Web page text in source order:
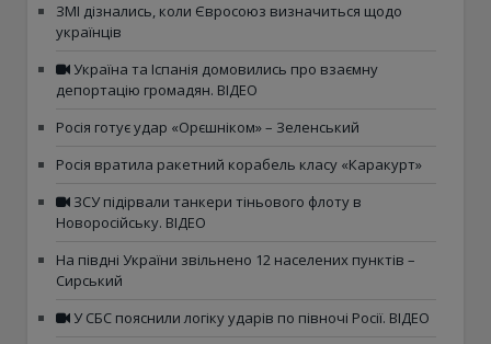
ЗМІ дізнались, коли Євросоюз визначиться щодо
українців
Україна та Іспанія домовились про взаємну
депортацію громадян. ВІДЕО
Росія готує удар «Орєшніком» – Зеленський
Росія вратила ракетний корабель класу «Каракурт»
ЗСУ підірвали танкери тіньового флоту в
Новоросійську. ВІДЕО
На півдні України звільнено 12 населених пунктів –
Сирський
У СБС пояснили логіку ударів по півночі Росії. ВІДЕО